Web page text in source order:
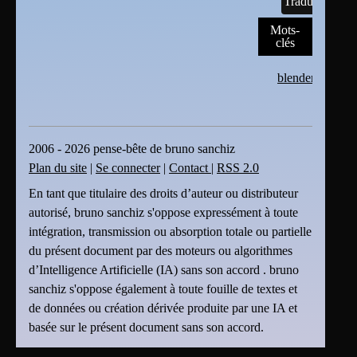
Mots-
clés
blender
2006 - 2026 pense-bête de bruno sanchiz
Plan du site | Se connecter| Contact | RSS 2.0
En tant que titulaire des droits d’auteur ou distributeur
autorisé, bruno sanchiz s'oppose expressément à toute
intégration, transmission ou absorption totale ou partielle
du présent document par des moteurs ou algorithmes
d’Intelligence Artificielle (IA) sans son accord . bruno
sanchiz s'oppose également à toute fouille de textes et
de données ou création dérivée produite par une IA et
basée sur le présent document sans son accord.